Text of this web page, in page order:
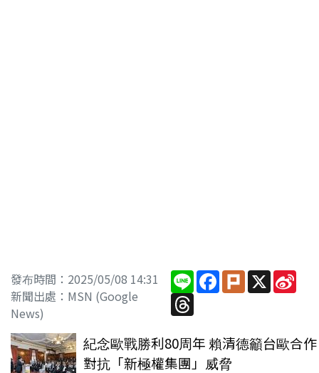
發布時間：2025/05/08 14:31
新聞出處：MSN (Google
News)
Line Facebook
PlurkX
Threads
紀念歐戰勝利80周年 賴清德籲台歐合作
對抗「新極權集團」威脅